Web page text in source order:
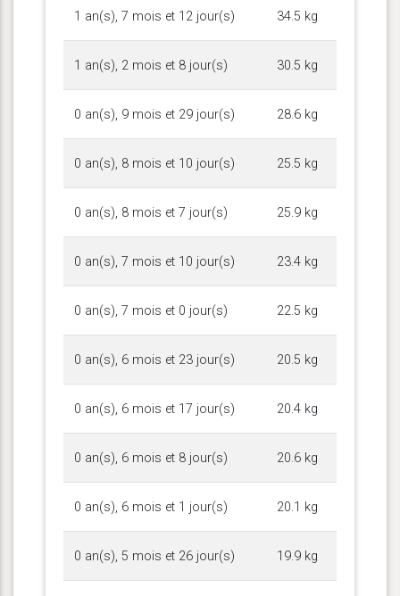
1 an(s), 7 mois et 12 jour(s) 34.5 kg
1 an(s), 2 mois et 8 jour(s) 30.5 kg
0 an(s), 9 mois et 29 jour(s) 28.6 kg
0 an(s), 8 mois et 10 jour(s) 25.5 kg
0 an(s), 8 mois et 7 jour(s) 25.9 kg
0 an(s), 7 mois et 10 jour(s) 23.4 kg
0 an(s), 7 mois et 0 jour(s) 22.5 kg
0 an(s), 6 mois et 23 jour(s) 20.5 kg
0 an(s), 6 mois et 17 jour(s) 20.4 kg
0 an(s), 6 mois et 8 jour(s) 20.6 kg
0 an(s), 6 mois et 1 jour(s) 20.1 kg
0 an(s), 5 mois et 26 jour(s) 19.9 kg